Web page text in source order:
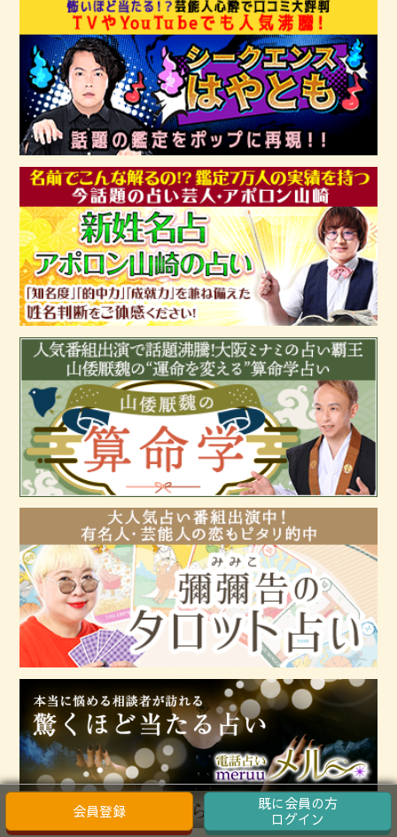
会員登録
既に会員の方
ログイン